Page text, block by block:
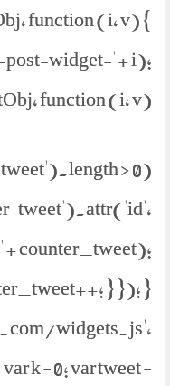
function (i, v) {
widget-' + i);
function (i, v) {
> 0)
tweet').attr('id',
counter_tweet);
} }); }
widgets.js',
k = 0; var tweet =